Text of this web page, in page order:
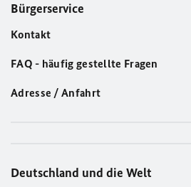
Bürgerservice
Kontakt
FAQ - häufig gestellte Fragen
Adresse / Anfahrt
Deutschland und die Welt